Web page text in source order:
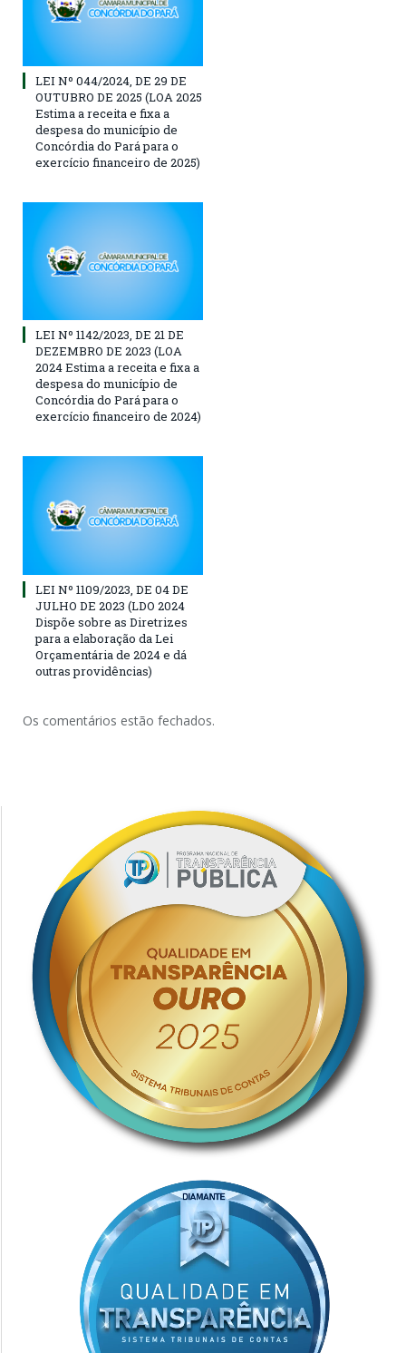
LEI Nº 044/2024, DE 29 DE
OUTUBRO DE 2025 (LOA 2025
Estima a receita e fixa a
despesa do município de
Concórdia do Pará para o
exercício financeiro de 2025)
LEI Nº 1142/2023, DE 21 DE
DEZEMBRO DE 2023 (LOA
2024 Estima a receita e fixa a
despesa do município de
Concórdia do Pará para o
exercício financeiro de 2024)
LEI Nº 1109/2023, DE 04 DE
JULHO DE 2023 (LDO 2024
Dispõe sobre as Diretrizes
para a elaboração da Lei
Orçamentária de 2024 e dá
outras providências)
Os comentários estão fechados.